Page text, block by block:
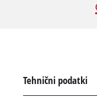
obeh straneh ter
nabrusiti, za Einhell
Tehnični podatki